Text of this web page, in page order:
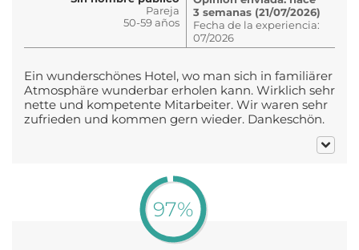
Pareja
50-59 años
3 semanas (21/07/2026)
Fecha de la experiencia:
07/2026
Ein wunderschönes Hotel, wo man sich in familiärer
Atmosphäre wunderbar erholen kann. Wirklich sehr
nette und kompetente Mitarbeiter. Wir waren sehr
zufrieden und kommen gern wieder. Dankeschön.
97%